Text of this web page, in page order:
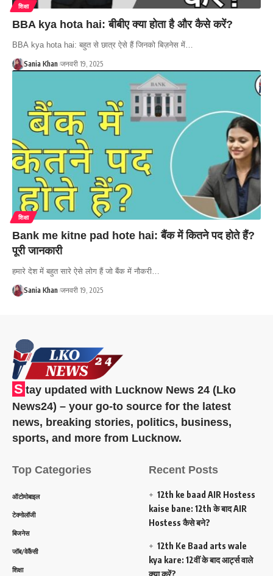
शिक्षा
BBA kya hota hai: बीबीए क्या होता है और कैसे करें?
BBA kya hota hai: बहुत से छात्र ऐसे हैं जिनको बिज़नेस में…
Sania Khan जनवरी 19, 2025
शिक्षा
Bank me kitne pad hote hai: बैंक में कितने पद होते हैं?
पूरी जानकारी
हमारे देश में बहुत सारे ऐसे लोग हैं जो बैंक में नौकरी…
Sania Khan जनवरी 19, 2025
S tay updated with Lucknow News 24 (Lko
News24) – your go-to source for the latest
news, breaking stories, politics, business,
sports, and more from Lucknow.
Top Categories
ऑटोमोबाइल
टेक्नोलॉजी
बिजनेस
जॉब/वेकैंसी
शिक्षा
Recent Posts
12th ke baad AIR Hostess
kaise bane: 12th के बाद AIR
Hostess कैसे बने?
12th Ke Baad arts wale
kya kare: 12वीं के बाद आर्ट्स वाले
क्या करें?